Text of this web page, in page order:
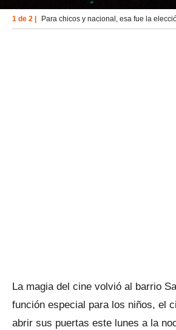
1 de 2 | Para chicos y nacional, esa fue la
La magia del cine volvió al barrio
función especial para los niños, el
abrir sus puertas este lunes a la